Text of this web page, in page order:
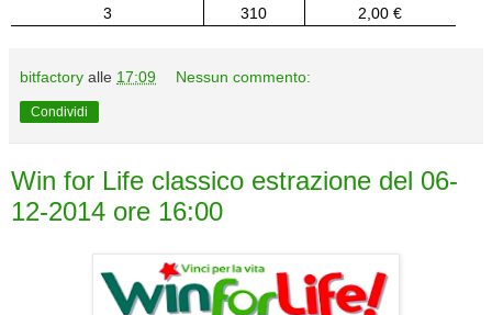
3 310 2,00 €
bitfactory alle 17:09 Nessun commento:
Condividi
Win for Life classico estrazione del 06-
12-2014 ore 16:00